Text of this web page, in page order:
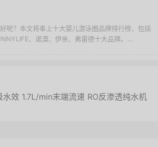
呢？本文将奉上十大婴儿游泳圈品牌排行榜，包括
、诺澳、伊亲、弗雷德十大品牌。...
效 1.7L/min末端流速 RO反渗透纯水机